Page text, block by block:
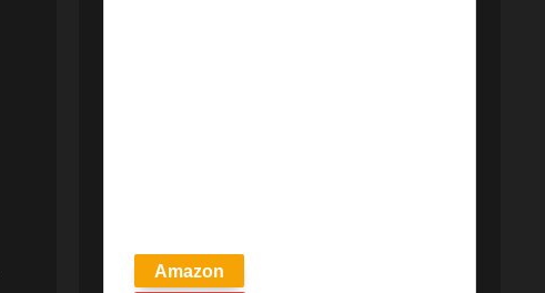
Amazon